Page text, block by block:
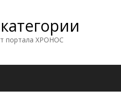
портала ХРОНОС